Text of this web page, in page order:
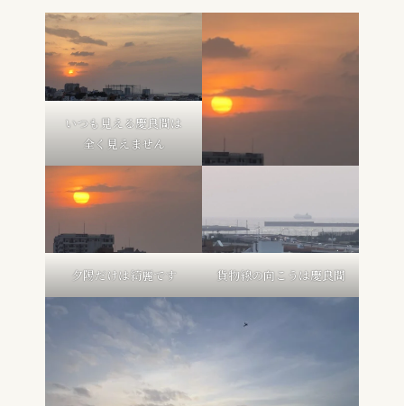
いつも見える慶良間は
全く見えません
夕陽だけは綺麗です 貨物線の向こうは慶良間